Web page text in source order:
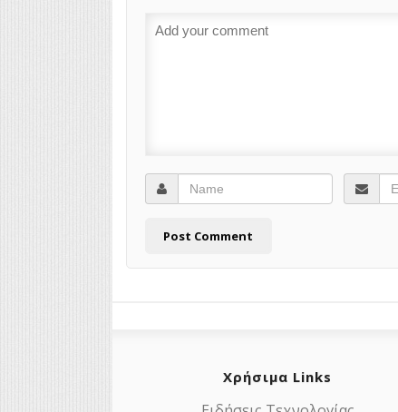
Χρήσιμα Links